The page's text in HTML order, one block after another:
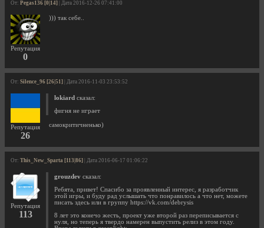
От: Pegas136 [0|14] | Дата 2016-12-26 07:41:00
Репутация
0
))) так себе..
От: Silence_96 [26|51] | Дата 2016-11-03 23:53:52
Репутация
26
lokiard сказал:
фигня не играет
самокритичненько)
От: This_New_Sparta [113|86] | Дата 2016-06-17 01:06:22
Репутация
113
grouzdev сказал:
Ребята, привет! Спасибо за проявленный интерес, я разработчик
этой игры, и буду рад услышать что понравилось а что нет, можете
писать здесь или в группу https://vk.com/debrysis
8 лет это конечо жесть, проект уже второй раз переписывается с
нуля, но теперь я твердо намерен выпустить релиз в этом году.